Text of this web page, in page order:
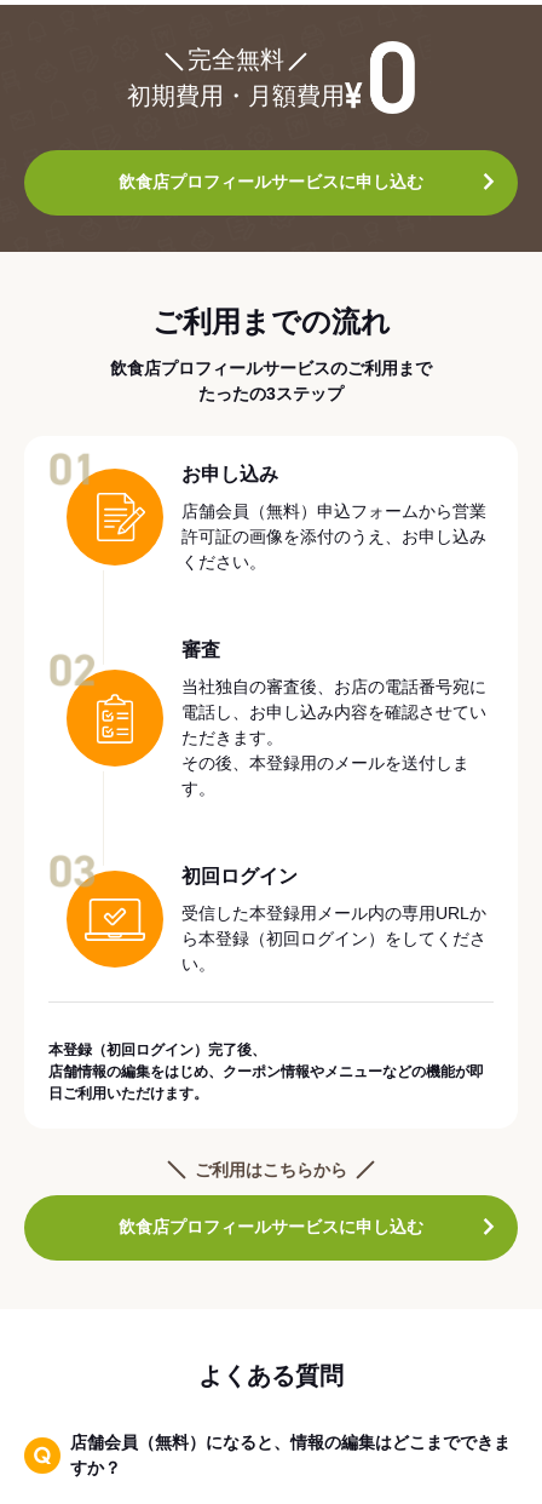
完全無料
初期費用・月額費用
飲食店プロフィールサービスに申し込む
ご利用までの流れ
飲食店プロフィールサービスのご利用まで
たったの3ステップ
お申し込み
店舗会員（無料）申込フォームから営業
許可証の画像を添付のうえ、お申し込み
ください。
審査
当社独自の審査後、お店の電話番号宛に
電話し、お申し込み内容を確認させてい
ただきます。
その後、本登録用のメールを送付しま
す。
初回ログイン
受信した本登録用メール内の専用URLか
ら本登録（初回ログイン）をしてくださ
い。
本登録（初回ログイン）完了後、
店舗情報の編集をはじめ、クーポン情報やメニューなどの機能が即
日ご利用いただけます。
ご利用はこちらから
飲食店プロフィールサービスに申し込む
よくある質問
店舗会員（無料）になると、情報の編集はどこまでできま
すか？